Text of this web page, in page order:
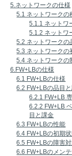
5.ネットワークの仕様
5.1 ネットワークの
5.1.1 ネットワ
5.1.2 ネットワ
5.2 ネットワークの
5.3 ネットワークの
5.4 ネットワークの
6.FW+LBの仕様
6.1 FW+LBの仕様
6.2 FW+LBの品目
6.2.1 FW+LB
6.2.2 FW+LB
目と課金
6.3 FW+LBの性能
6.4 FW+LBの初期
6.5 FW+LBの障害
6.6 FW+LBのメン